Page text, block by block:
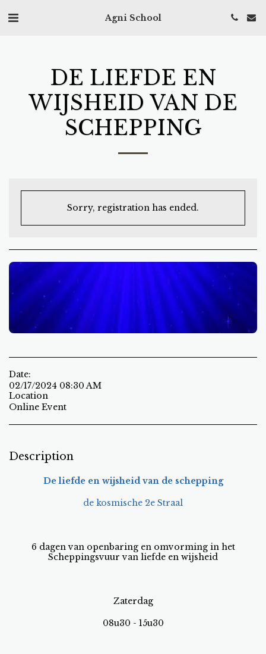
Agni School
DE LIEFDE EN
WIJSHEID VAN DE
SCHEPPING
Sorry, registration has ended.
Date:
02/17/2024 08:30 AM
Location
Online Event
Description
De liefde en wijsheid van de schepping
de kosmische 2e Straal
6 dagen van openbaring en omvorming in het
Scheppingsvuur van liefde en wijsheid
Zaterdag
08u30 - 15u30